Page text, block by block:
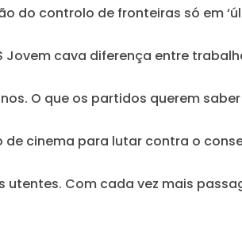
do controlo de fronteiras só em
Jovem cava diferença entre
O que os partidos querem
de cinema para lutar contra o
utentes. Com cada vez mais